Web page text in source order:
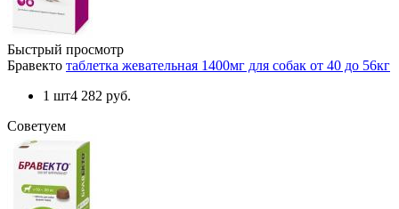
Быстрый просмотр
Бравекто таблетка жевательная 1400мг для собак от 40 до 56кг
1 шт4 282 руб.
Советуем